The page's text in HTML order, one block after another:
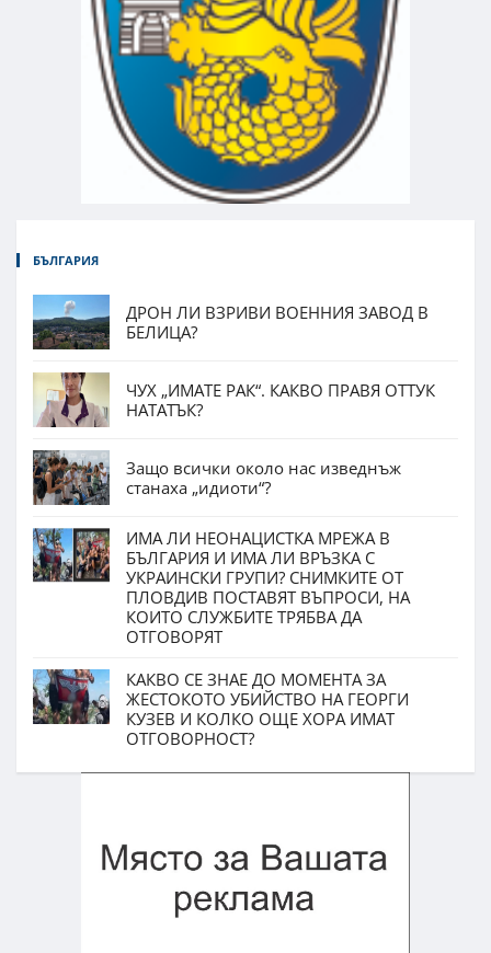
БЪЛГАРИЯ
ДРОН ЛИ ВЗРИВИ ВОЕННИЯ ЗАВОД В
БЕЛИЦА?
ЧУХ „ИМАТЕ РАК“. КАКВО ПРАВЯ ОТТУК
НАТАТЪК?
Защо всички около нас изведнъж
станаха „идиоти“?
ИМА ЛИ НЕОНАЦИСТКА МРЕЖА В
БЪЛГАРИЯ И ИМА ЛИ ВРЪЗКА С
УКРАИНСКИ ГРУПИ? СНИМКИТЕ ОТ
ПЛОВДИВ ПОСТАВЯТ ВЪПРОСИ, НА
КОИТО СЛУЖБИТЕ ТРЯБВА ДА
ОТГОВОРЯТ
КАКВО СЕ ЗНАЕ ДО МОМЕНТА ЗА
ЖЕСТОКОТО УБИЙСТВО НА ГЕОРГИ
КУЗЕВ И КОЛКО ОЩЕ ХОРА ИМАТ
ОТГОВОРНОСТ?